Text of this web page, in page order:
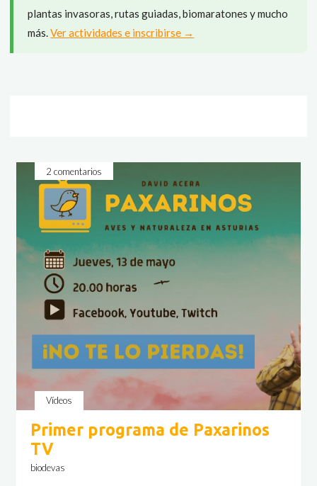
plantas invasoras, rutas guiadas, biomaratones y mucho
más.Ver actividades e inscribirse →
Vídeos
2 comentarios
Primer programa de Paxarinos
TV
biodevas